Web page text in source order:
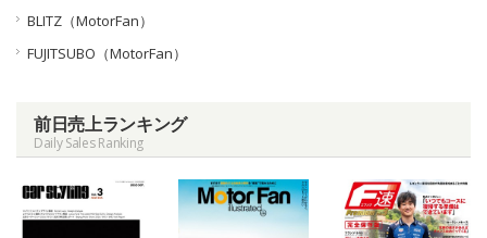
BLITZ（MotorFan）
FUJITSUBO（MotorFan）
前日売上ランキング
Daily Sales Ranking